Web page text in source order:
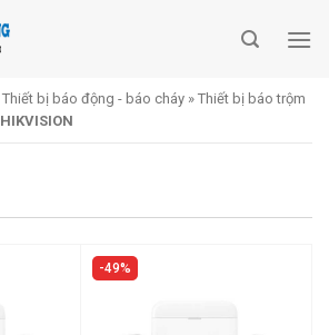
Thiết bị báo động - báo cháy » Thiết bị báo trộm
HIKVISION
49%